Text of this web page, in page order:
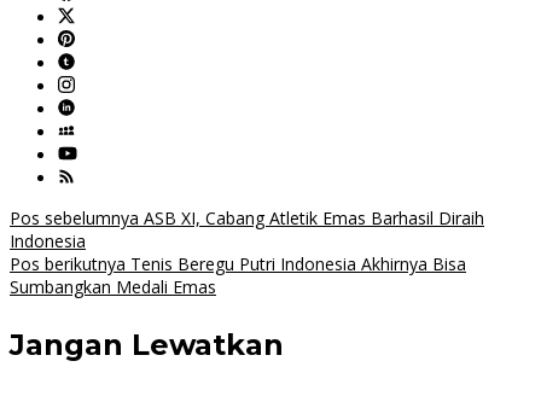
Navigasi
pos
Pos sebelumnya ASB XI, Cabang Atletik Emas Barhasil Diraih
Indonesia
Pos berikutnya Tenis Beregu Putri Indonesia Akhirnya Bisa
Sumbangkan Medali Emas
Jangan Lewatkan